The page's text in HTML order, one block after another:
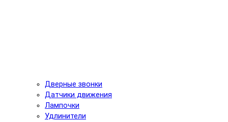
Дверные звонки
Датчики движения
Лампочки
Удлинители